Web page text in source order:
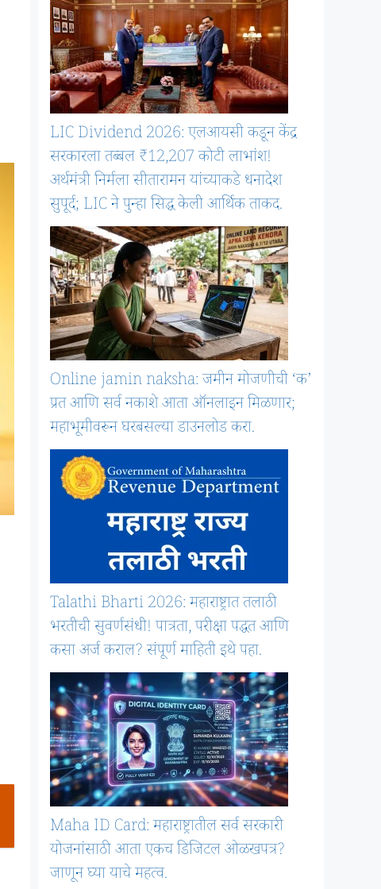
LIC Dividend 2026: एलआयसी कडून केंद्र
सरकारला तब्बल ₹12,207 कोटी लाभांश!
अर्थमंत्री निर्मला सीतारामन यांच्याकडे धनादेश
सुपूर्द; LIC ने पुन्हा सिद्ध केली आर्थिक ताकद.
Online jamin naksha: जमीन मोजणीची ‘क’
प्रत आणि सर्व नकाशे आता ऑनलाइन मिळणार;
महाभूमीवरून घरबसल्या डाउनलोड करा.
Talathi Bharti 2026: महाराष्ट्रात तलाठी
भरतीची सुवर्णसंधी! पात्रता, परीक्षा पद्धत आणि
कसा अर्ज कराल? संपूर्ण माहिती इथे पहा.
Maha ID Card: महाराष्ट्रातील सर्व सरकारी
योजनांसाठी आता एकच डिजिटल ओळखपत्र?
जाणून घ्या याचे महत्व.